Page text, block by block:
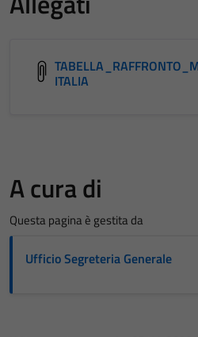
ITALIA
A cura di
Questa pagina è gestita da
Ufficio Segreteria Generale